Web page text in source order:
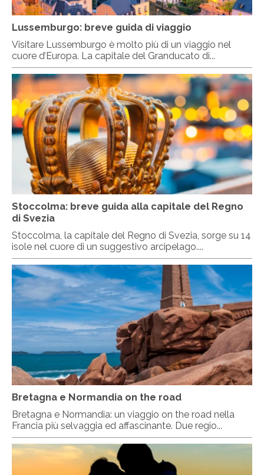
Lussemburgo: breve guida di viaggio
Visitare Lussemburgo è molto più di un viaggio nel
cuore d’Europa. La capitale del Granducato di...
Stoccolma: breve guida alla capitale del Regno
di Svezia
Stoccolma, la capitale del Regno di Svezia, sorge su 14
isole nel cuore di un suggestivo arcipelago....
Bretagna e Normandia on the road
Bretagna e Normandia: un viaggio on the road nella
Francia più selvaggia ed affascinante. Due regio...